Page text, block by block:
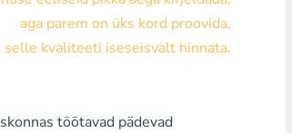
Mistahes Pank MDL
Mistahes Pank KGS
aga parem on üks kord proovida,
selle kvaliteeti iseseisvalt hinnata.
töötavad pädevad